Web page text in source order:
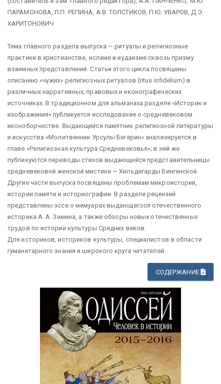
ПАРАМОНОВА, Л.П. РЕПИНА, А.В. ТОЛСТИКОВ, П.Ю. УВАРОВ, Д.Э.
ХАРИТОНОВИЧ
Тема главного раздела выпуска — ритуалы и религиозные
практики в христианстве, исламе и иудаизме сквозь призму
взаимных представлений. Статьи этого цикла посвящены
описанию «чужих» религиозных ритуалов (ritus infidelium) в
различных нарративных, правовых и иконографических
источниках. В традиционном для альманаха разделе «Историк и
изображения» публикуется исследование о средневековом
иконоборчестве. Выдающийся памятник религиозной литературы
и искусства «Молитвенник Урсулы Бегерин» анализируется в
главе «Религиозная культура Средневековья»; в ней же
публикуются переводы стихов выдающейся представительницы
средневековой женской мистики — Хильдегарды Бингенской.
Другие части выпуска посвящены проблемам микроистории,
истории памяти и историографии. В разделе рецензий
представлены эссе о мемуарах выдающегося отечественного
историка А. А. Зимина, а также обзоры новых отечественных
трудов по истории культуры Средних веков.
Для историков, историков культуры, специалистов в области
гуманитарного знания и широкого круга читателей.
СОДЕРЖАНИЕ